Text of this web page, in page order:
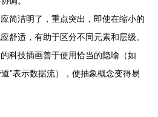
应简洁明了，重点突出，即使在缩小的
舒适，有助于区分不同元素和层级。
的科技插画善于使用恰当的隐喻（如
”表示数据流），使抽象概念变得易